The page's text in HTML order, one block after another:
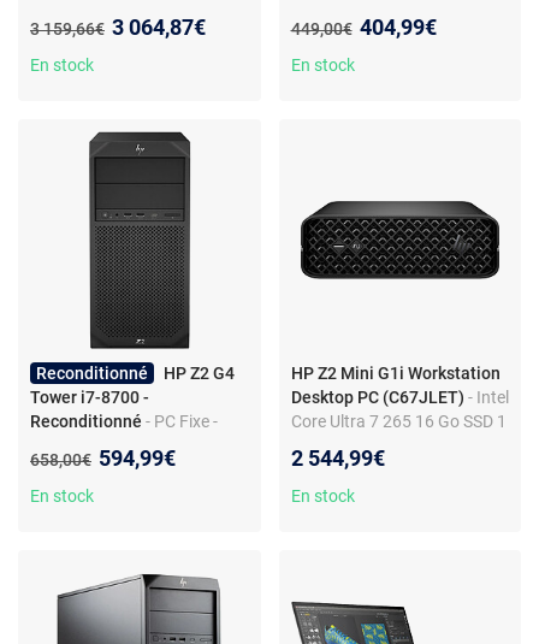
Ancien prix :
3 159,66€ Nouveau prix :
3 064,87€
En stock
Intel UHD 630 - Windows 11
Ancien prix :
449,00€ Nouveau prix :
404,99€
En stock
Reconditionné
HP Z2 G4
Tower i7-8700 -
Reconditionné - PC Fixe -
16Go RAM - 1To SSD -
Windows 11
Ancien prix :
658,00€ Nouveau prix :
594,99€
En stock
HP Z2 Mini G1i Workstation
Desktop PC (C67JLET) - Intel
Core Ultra 7 265 16 Go SSD 1
Go Windows 11
Professionnel (sans écran)
2 544,99€
En stock